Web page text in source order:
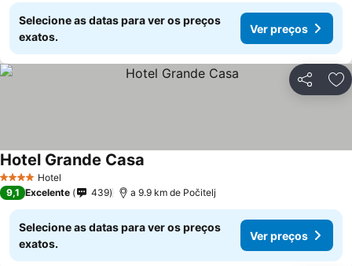
Selecione as datas para ver os preços
exatos.
Ver preços
Partilhar
4 EstrelasHotel
Hotel Grande Casa
9,1 Excelente 439 a 9.9 km de Počitelj
Selecione as datas para ver os preços
exatos.
Ver preços